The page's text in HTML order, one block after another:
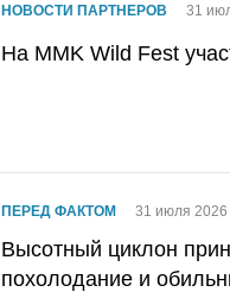
НОВОСТИ ПАРТНЕРОВ 31
На MMK Wild Fest
ПЕРЕД ФАКТОМ 31 июля 2026
Высотный циклон
похолодание и